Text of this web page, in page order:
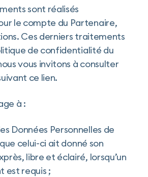
sont réalisés
le compte du Partenaire,
Ces derniers traitements
de confidentialité du
vous invitons à consulter
ce lien.
à :
Données Personnelles de
celui-ci ait donné son
libre et éclairé, lorsqu’un
est requis ;